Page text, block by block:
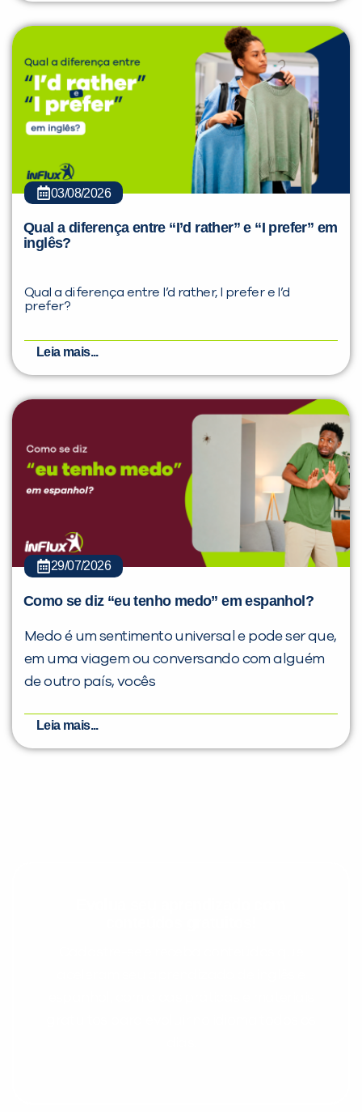
03/08/2026
Qual a diferença entre “I’d rather” e “I prefer” em
inglês?
Qual a diferença entre I’d rather, I prefer e I’d
prefer?
Leia mais...
29/07/2026
Como se diz “eu tenho medo” em espanhol?
Medo é um sentimento universal e pode ser que,
em uma viagem ou conversando com alguém
de outro país, vocês
Leia mais...